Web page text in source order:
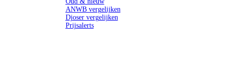
ANWB vergelijken
Djoser vergelijken
Prijsalerts